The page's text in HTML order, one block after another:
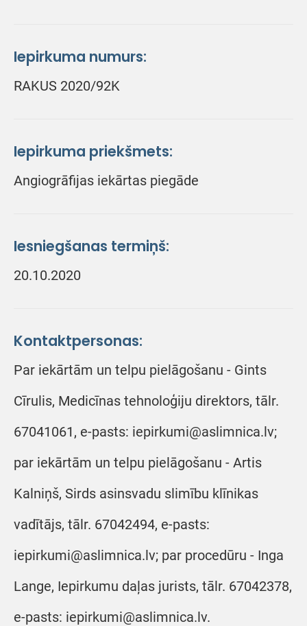
Iepirkuma numurs:
RAKUS 2020/92K
Iepirkuma priekšmets:
Angiogrāfijas iekārtas piegāde
Iesniegšanas termiņš:
20.10.2020
Kontaktpersonas:
Par iekārtām un telpu pielāgošanu - Gints
Cīrulis, Medicīnas tehnoloģiju direktors, tālr.
67041061, e-pasts: iepirkumi@aslimnica.lv;
par iekārtām un telpu pielāgošanu - Artis
Kalniņš, Sirds asinsvadu slimību klīnikas
vadītājs, tālr. 67042494, e-pasts:
iepirkumi@aslimnica.lv; par procedūru - Inga
Lange, Iepirkumu daļas jurists, tālr. 67042378,
e-pasts: iepirkumi@aslimnica.lv.